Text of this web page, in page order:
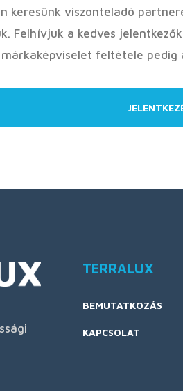
keresünk viszonteladó
Felhívjuk a kedves
márkaképviselet feltétele
TERRALUX
BEMUTATKOZÁS
KAPCSOLAT